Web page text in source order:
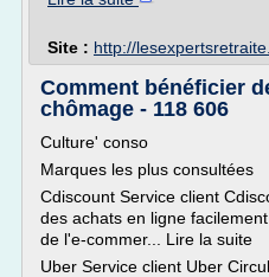
Site : http://
Comment bénéficier
chômage - 118 606
Culture' conso
Marques les plus consultées
Cdiscount Service client
des achats en ligne
de l'e-commer... Lire la suite
Uber Service client Uber